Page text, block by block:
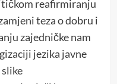
reafirmiranju
teza o dobru i
zajedničke nam
jezika javne